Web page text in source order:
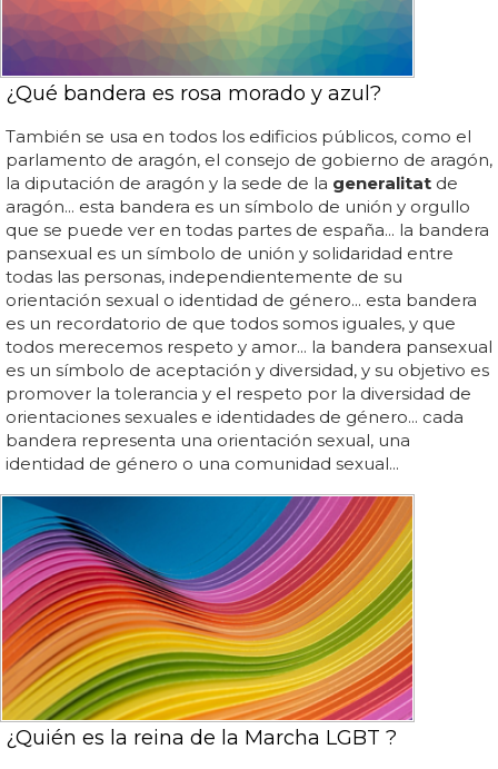
¿Qué bandera es rosa morado y azul?
También se usa en todos los edificios públicos, como el
parlamento de aragón, el consejo de gobierno de aragón,
la diputación de aragón y la sede de la generalitat de
aragón... esta bandera es un símbolo de unión y orgullo
que se puede ver en todas partes de españa... la bandera
pansexual es un símbolo de unión y solidaridad entre
todas las personas, independientemente de su
orientación sexual o identidad de género... esta bandera
es un recordatorio de que todos somos iguales, y que
todos merecemos respeto y amor... la bandera pansexual
es un símbolo de aceptación y diversidad, y su objetivo es
promover la tolerancia y el respeto por la diversidad de
orientaciones sexuales e identidades de género... cada
bandera representa una orientación sexual, una
identidad de género o una comunidad sexual...
¿Quién es la reina de la Marcha LGBT ?